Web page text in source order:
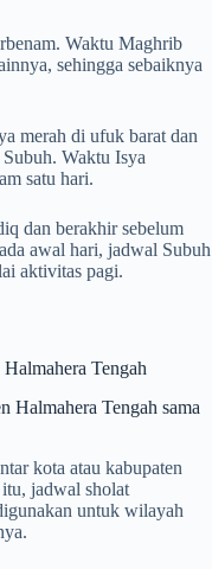
Waktu Maghrib
sehingga sebaiknya
merah di ufuk barat dan
Waktu Isya
satu hari.
dan berakhir sebelum
awal hari, jadwal Subuh
aktivitas pagi.
Tengah
Halmahera Tengah sama
kota atau kabupaten
jadwal sholat
untuk wilayah